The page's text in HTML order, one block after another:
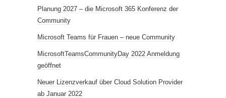
Planung 2027 – die Microsoft 365 Konferenz der
Community
Microsoft Teams für Frauen – neue Community
MicrosoftTeamsCommunityDay 2022 Anmeldung
geöffnet
Neuer Lizenzverkauf über Cloud Solution Provider
ab Januar 2022